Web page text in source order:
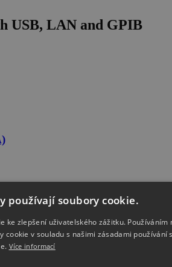
USB, LAN and GPIB
etc.
používají soubory cookie.
ke zlepšení uživatelského zážitku. Používáním
cookie v souladu s našimi zásadami používání
Více informací